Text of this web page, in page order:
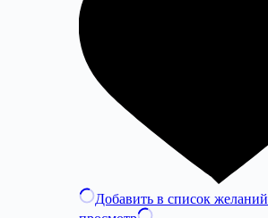
Добавить в список желаний